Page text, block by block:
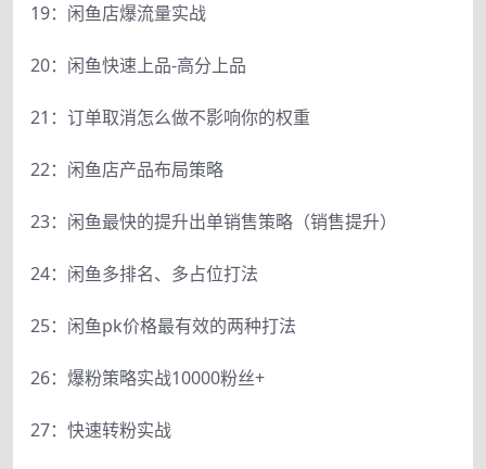
19：闲鱼店爆流量实战
20：闲鱼快速上品-高分上品
21：订单取消怎么做不影响你的权重
22：闲鱼店产品布局策略
23：闲鱼最快的提升出单销售策略（销售提升）
24：闲鱼多排名、多占位打法
25：闲鱼pk价格最有效的两种打法
26：爆粉策略实战10000粉丝+
27：快速转粉实战